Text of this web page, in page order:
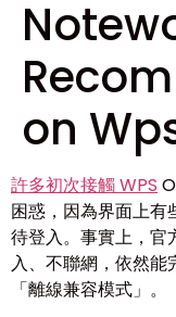
on
許多初次接觸 WPS
困惑，因為界面上有
待登入。事實上，官
入、不聯網，依然
「離線兼容模式」。